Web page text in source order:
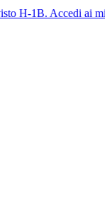
ai migliori